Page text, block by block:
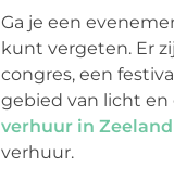
Ga je een
kunt vergeten. Er
congres, een
gebied van licht
verhuur in Zeeland
verhuur.